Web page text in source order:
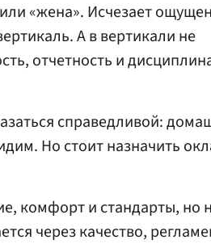
«жена». Исчезает
А в вертикали не
отчетность и
справедливой:
Но стоит назначить
комфорт и стандарты, но
через качество,